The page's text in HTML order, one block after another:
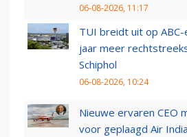
06-08-2026, 11:17
TUI breidt uit op ABC-
jaar meer
Schiphol
06-08-2026, 10:24
Nieuwe ervaren CEO
voor geplaagd Air India